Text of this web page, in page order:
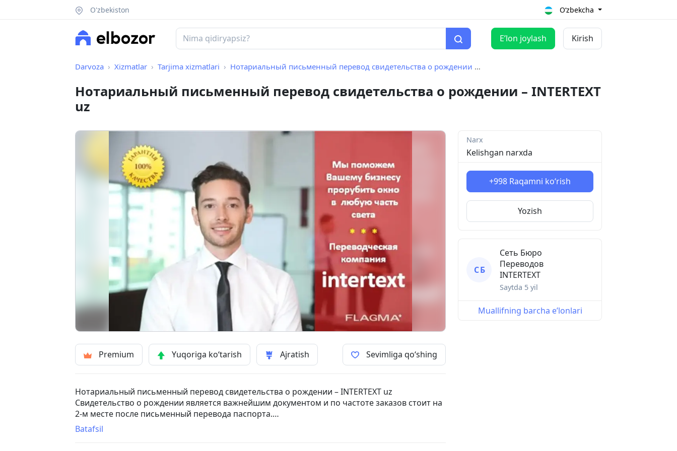
O'zbekiston O‘zbekcha
Eʼlon joylash Kirish
Darvoza Xizmatlar Tarjima xizmatlari Нотариальный письменный перевод свидетельства о рождении – INTERTEXT uz
Нотариальный письменный перевод свидетельства о рождении – INTERTEXT
uz
Premium Yuqoriga ko‘tarish Ajratish Sevimliga qo‘shing
Нотариальный письменный перевод свидетельства о рождении – INTERTEXT uz
Свидетельство о рождении является важнейшим документом и по частоте заказов стоит на
2-м месте после письменный перевода паспорта.
Бюро письменных и нотариальных переводов INTERTEXT уже на протяжении многих лет
Batafsil
Narx
Kelishgan narxda
+998 Raqamni ko‘rish
Yozish
С Б
Сеть Бюро
Переводов
INTERTEXT
Saytda 5 yil
Muallifning barcha eʼlonlari